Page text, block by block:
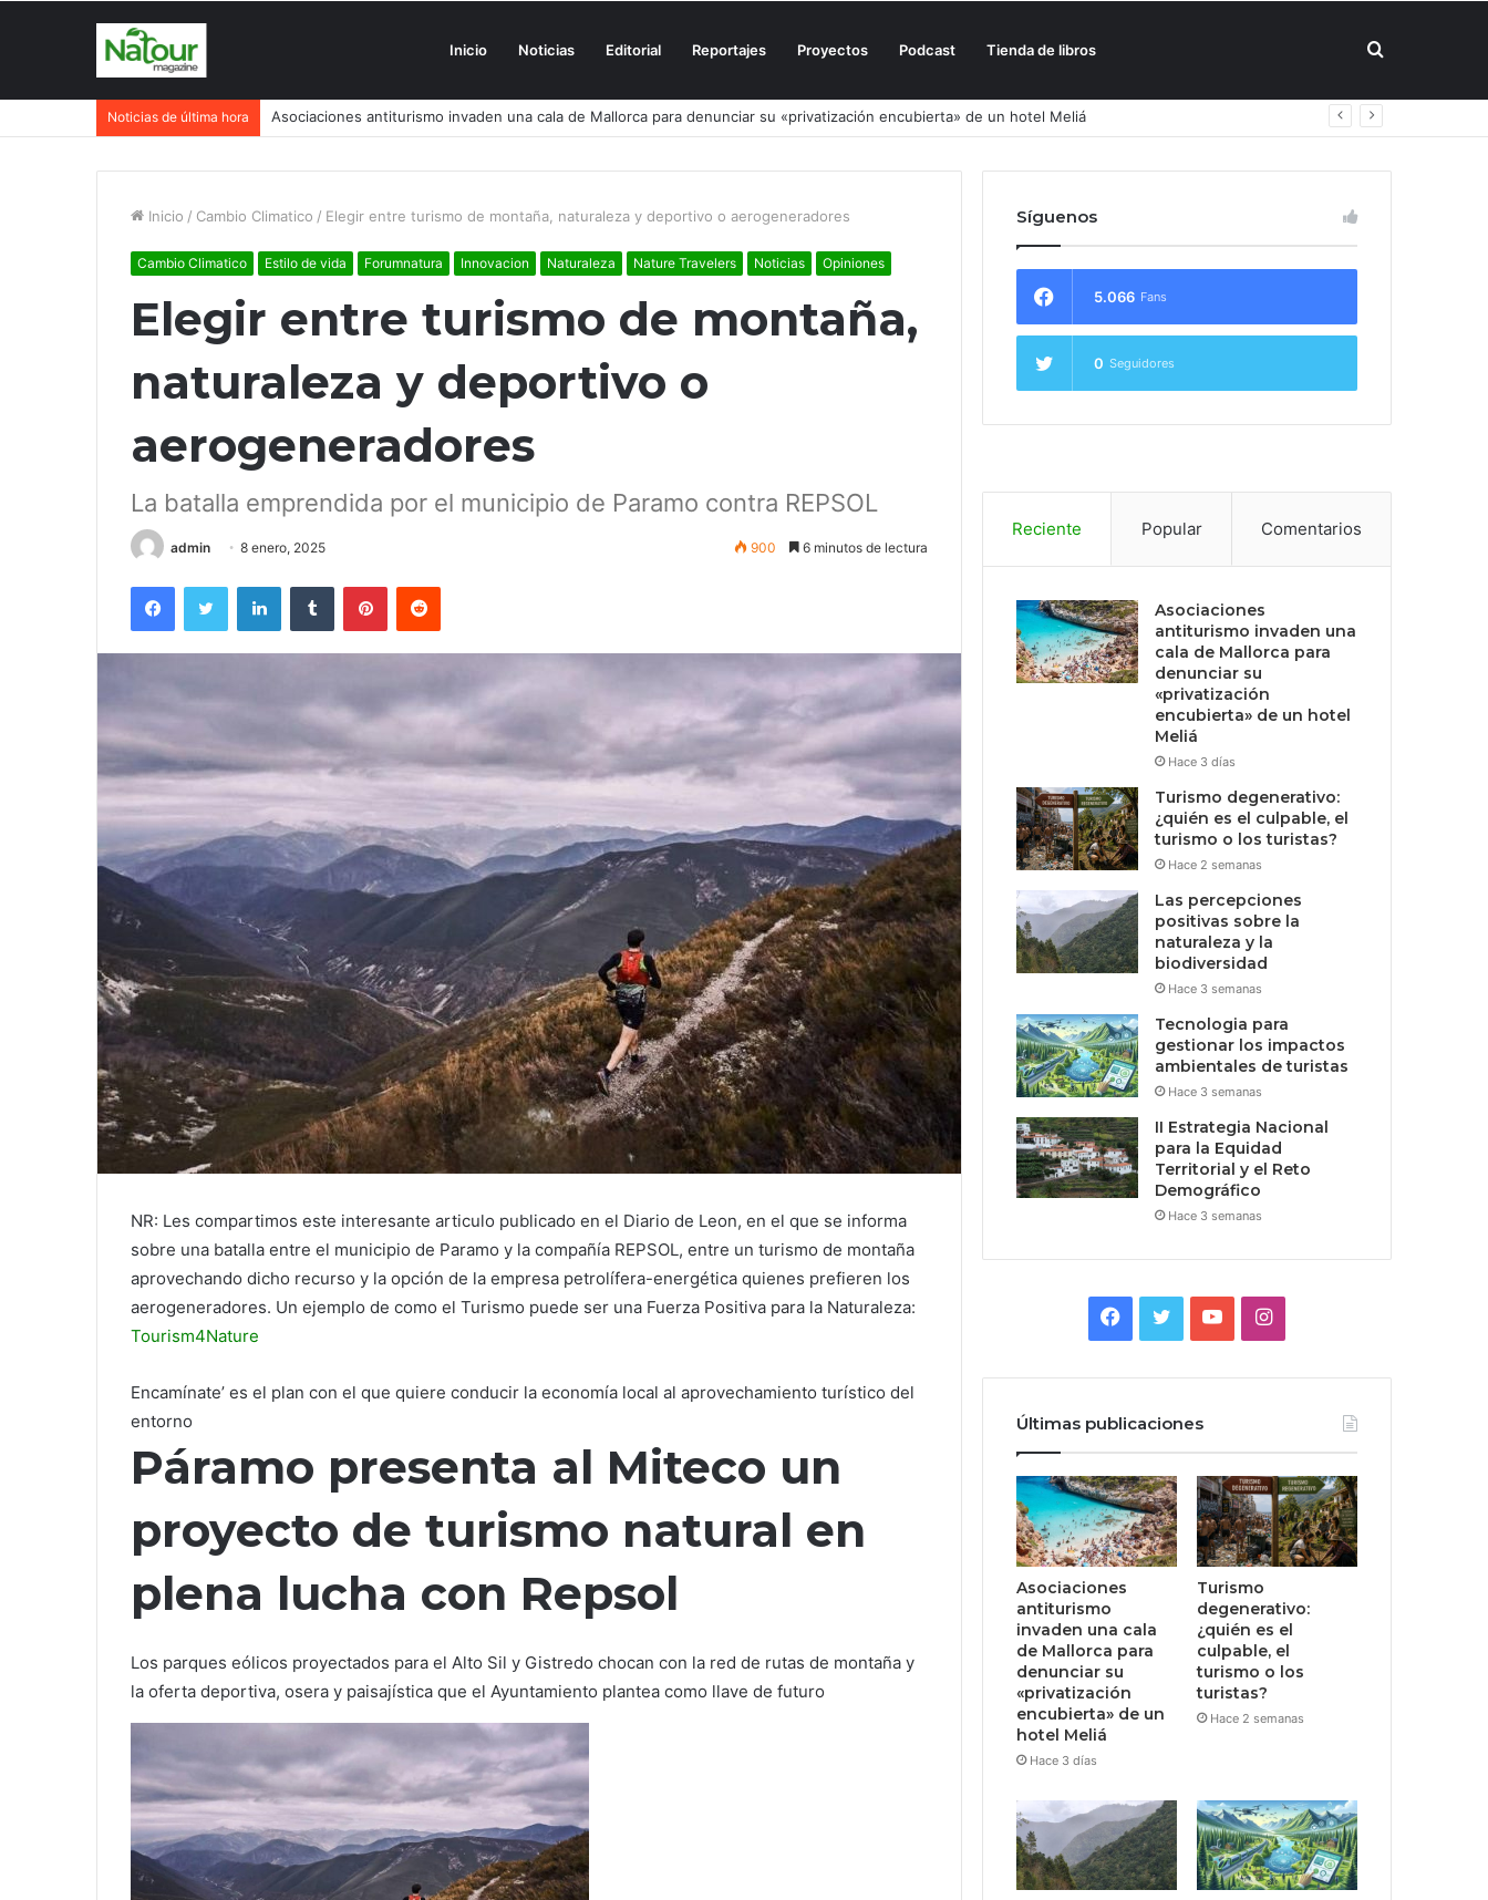
Inicio Noticias Editorial Reportajes Proyectos Podcast Tienda de libros Buscar
Noticias de última hora Asociaciones antiturismo invaden una cala de Mallorca para denunciar su «privatización encubierta» de un hotel Meliá
Inicio / Cambio Climatico / Elegir entre turismo de montaña, naturaleza y deportivo o aerogeneradores
Cambio Climatico Estilo de vida Forumnatura Innovacion Naturaleza Nature Travelers Noticias Opiniones
Elegir entre turismo de montaña,
naturaleza y deportivo o
aerogeneradores
La batalla emprendida por el municipio de Paramo contra REPSOL
admin 8 enero, 2025 900 6 minutos de lectura
FacebookTwitter LinkedInTumblr PinterestReddit
NR: Les compartimos este interesante articulo publicado en el Diario de Leon, en el que se informa
sobre una batalla entre el municipio de Paramo y la compañía REPSOL, entre un turismo de montaña
aprovechando dicho recurso y la opción de la empresa petrolífera-energética quienes prefieren los
aerogeneradores. Un ejemplo de como el Turismo puede ser una Fuerza Positiva para la Naturaleza:
Tourism4Nature
Encamínate’ es el plan con el que quiere conducir la economía local al aprovechamiento turístico del
entorno
Páramo presenta al Miteco un
proyecto de turismo natural en
plena lucha con Repsol
Los parques eólicos proyectados para el Alto Sil y Gistredo chocan con la red de rutas de montaña y
la oferta deportiva, osera y paisajística que el Ayuntamiento plantea como llave de futuro
Síguenos
5.066 Fans
0 Seguidores
Reciente Popular Comentarios
Asociaciones
antiturismo invaden una
cala de Mallorca para
denunciar su
«privatización
encubierta» de un hotel
Meliá
Hace 3 días
Turismo degenerativo:
¿quién es el culpable, el
turismo o los turistas?
Hace 2 semanas
Las percepciones
positivas sobre la
naturaleza y la
biodiversidad
Hace 3 semanas
Tecnologia para
gestionar los impactos
ambientales de turistas
Hace 3 semanas
II Estrategia Nacional
para la Equidad
Territorial y el Reto
Demográfico
Hace 3 semanas
Facebook
TwitterYouTubeInstagram
Últimas publicaciones
Asociaciones
antiturismo
invaden una cala
de Mallorca para
denunciar su
«privatización
encubierta» de un
hotel Meliá
Hace 3 días
Turismo
degenerativo:
¿quién es el
culpable, el
turismo o los
turistas?
Hace 2 semanas